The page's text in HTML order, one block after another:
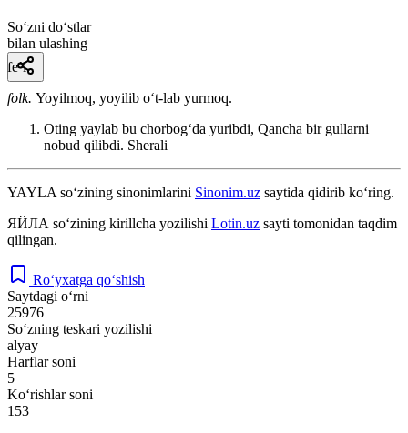
So‘zni do‘stlar
bilan ulashing
fe’l
folk. Yoyilmoq, yoyilib oʻt-lab yurmoq.
Oting yaylab bu chorbogʻda yuribdi, Qancha bir gullarni
nobud qilibdi. Sherali
YAYLA so‘zining sinonimlarini Sinonim.uz saytida qidirib ko‘ring.
ЯЙЛА so‘zining kirillcha yozilishi Lotin.uz sayti tomonidan taqdim
qilingan.
Ro‘yxatga qo‘shish
Saytdagi o‘rni
25976
So‘zning teskari yozilishi
alyay
Harflar soni
5
Ko‘rishlar soni
153